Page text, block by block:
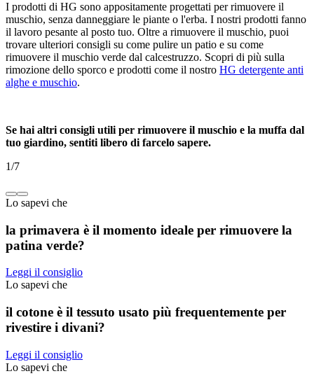
I prodotti di HG sono appositamente progettati per rimuovere il
muschio, senza danneggiare le piante o l'erba. I nostri prodotti fanno
il lavoro pesante al posto tuo. Oltre a rimuovere il muschio, puoi
trovare ulteriori consigli su come pulire un patio e su come
rimuovere il muschio verde dal calcestruzzo. Scopri di più sulla
rimozione dello sporco e prodotti come il nostro HG detergente anti
alghe e muschio.
Se hai altri consigli utili per rimuovere il muschio e la muffa dal
tuo giardino, sentiti libero di farcelo sapere.
1/7
Lo sapevi che
la primavera è il momento ideale per rimuovere la
patina verde?
Leggi il consiglio
Lo sapevi che
il cotone è il tessuto usato più frequentemente per
rivestire i divani?
Leggi il consiglio
Lo sapevi che